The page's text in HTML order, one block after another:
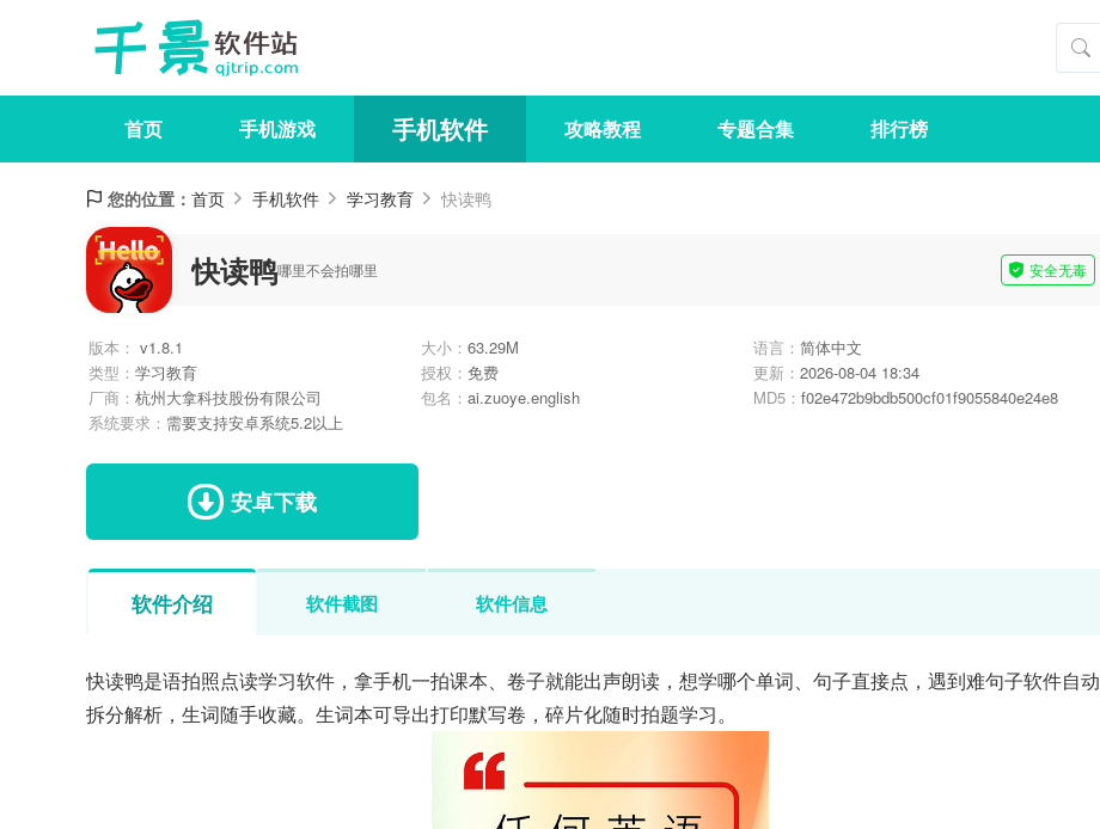
首页 手机游戏 手机软件 攻略教程 专题合集 排行榜
您的位置： 首页 手机软件 学习教育 快读鸭
快读鸭哪里不会拍哪里 安全无毒
版本： v1.8.1 大小： 63.29M 语言： 简体中文
类型： 学习教育 授权： 免费 更新： 2026-08-04 18:34
厂商： 杭州大拿科技股份有限公司 包名： ai.zuoye.english MD5： f02e472b9bdb500cf01f9055840e24e8
系统要求： 需要支持安卓系统5.2以上
安卓下载
软件介绍 软件截图 软件信息
快读鸭是语拍照点读学习软件，拿手机一拍课本、卷子就能出声朗读，想学哪个单词、句子直接点，遇到难句子软件自动
拆分解析，生词随手收藏。生词本可导出打印默写卷，碎片化随时拍题学习。